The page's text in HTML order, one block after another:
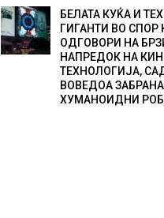
БЕЛАТА КУЌА И
ГИГАНТИ ВО СПОР
ОДГОВОРИ НА
НАПРЕДОК НА
ТЕХНОЛОГИЈА,
ВОВЕДОА
ХУМАНОИДНИ